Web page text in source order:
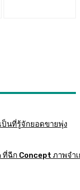
ป็นที่รู้จักยอดขายพุ่ง
ฉีก Concept ภาพจำเ